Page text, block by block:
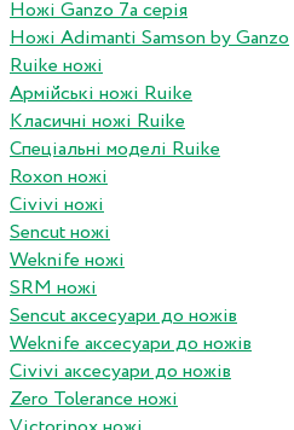
Ножі Ganzo 7а серія
Ножі Adimanti Samson by Ganzo
Ruike ножі
Армійські ножі Ruike
Класичні ножі Ruike
Спеціальні моделі Ruike
Roxon ножi
Civivi ножі
Sencut ножі
Weknife ножі
SRM ножі
Sencut аксесуари до ножів
Weknife аксесуари до ножів
Civivi аксесуари до ножів
Zero Tolerance ножі